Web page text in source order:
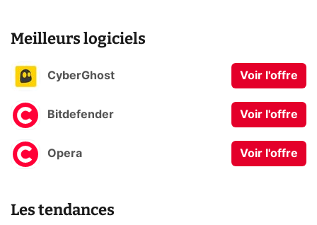
Meilleurs logiciels
CyberGhost Voir l'offre
Bitdefender Voir l'offre
Opera Voir l'offre
Les tendances